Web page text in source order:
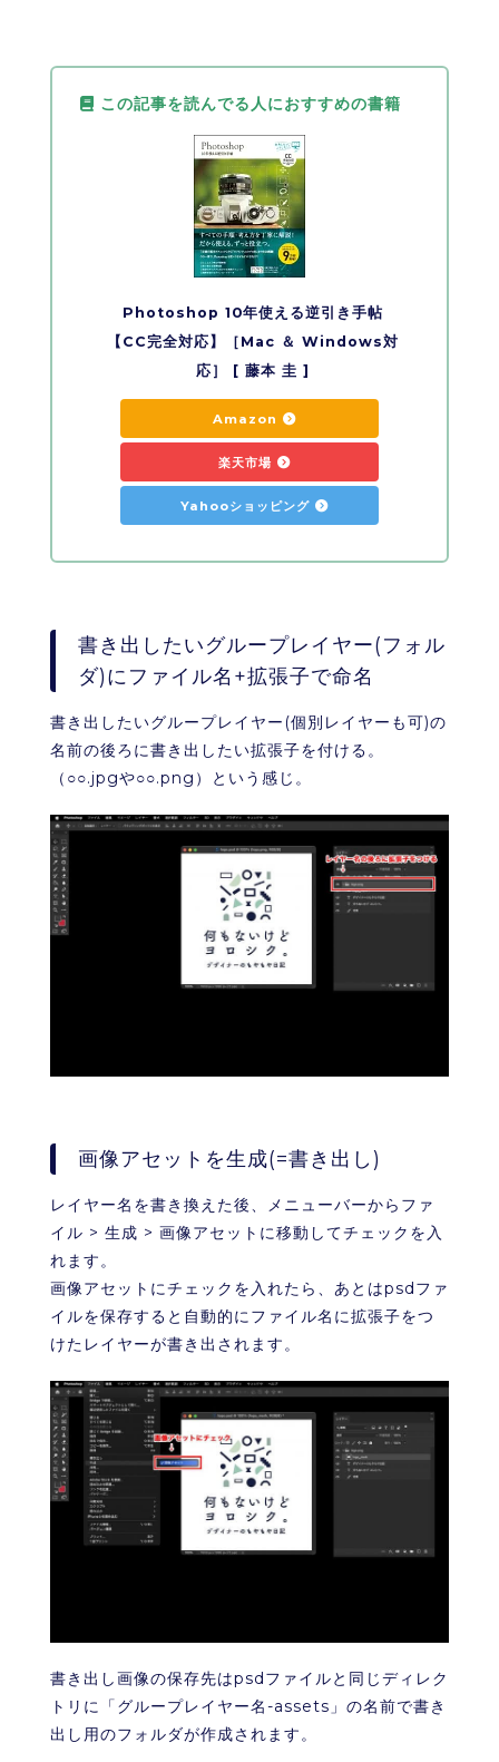
この記事を読んでる人におすすめの書籍
Photoshop 10年使える逆引き手帖
【CC完全対応】［Mac ＆ Windows対
応］ [ 藤本 圭 ]
Amazon
楽天市場
Yahooショッピング
書き出したいグループレイヤー(フォル
ダ)にファイル名+拡張子で命名
書き出したいグループレイヤー(個別レイヤーも可)の
名前の後ろに書き出したい拡張子を付ける。
（○○.jpgや○○.png）という感じ。
画像アセットを生成(=書き出し)
レイヤー名を書き換えた後、メニューバーからファ
イル > 生成 > 画像アセットに移動してチェックを入
れます。
画像アセットにチェックを入れたら、あとはpsdファ
イルを保存すると自動的にファイル名に拡張子をつ
けたレイヤーが書き出されます。
書き出し画像の保存先はpsdファイルと同じディレク
トリに「グループレイヤー名-assets」の名前で書き
出し用のフォルダが作成されます。